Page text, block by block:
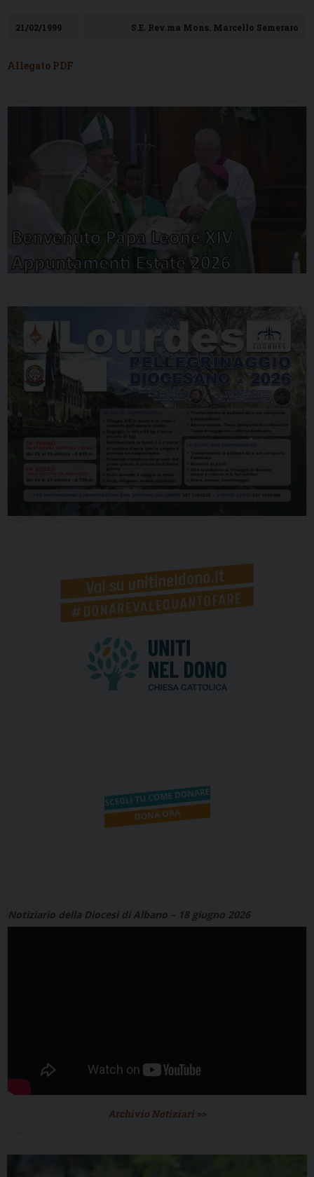
21/02/1999 S.E. Rev.ma Mons. Marcello Semeraro
Allegato PDF
Notiziario della Diocesi di Albano – 18 giugno 2026
Archivio Notiziari >>